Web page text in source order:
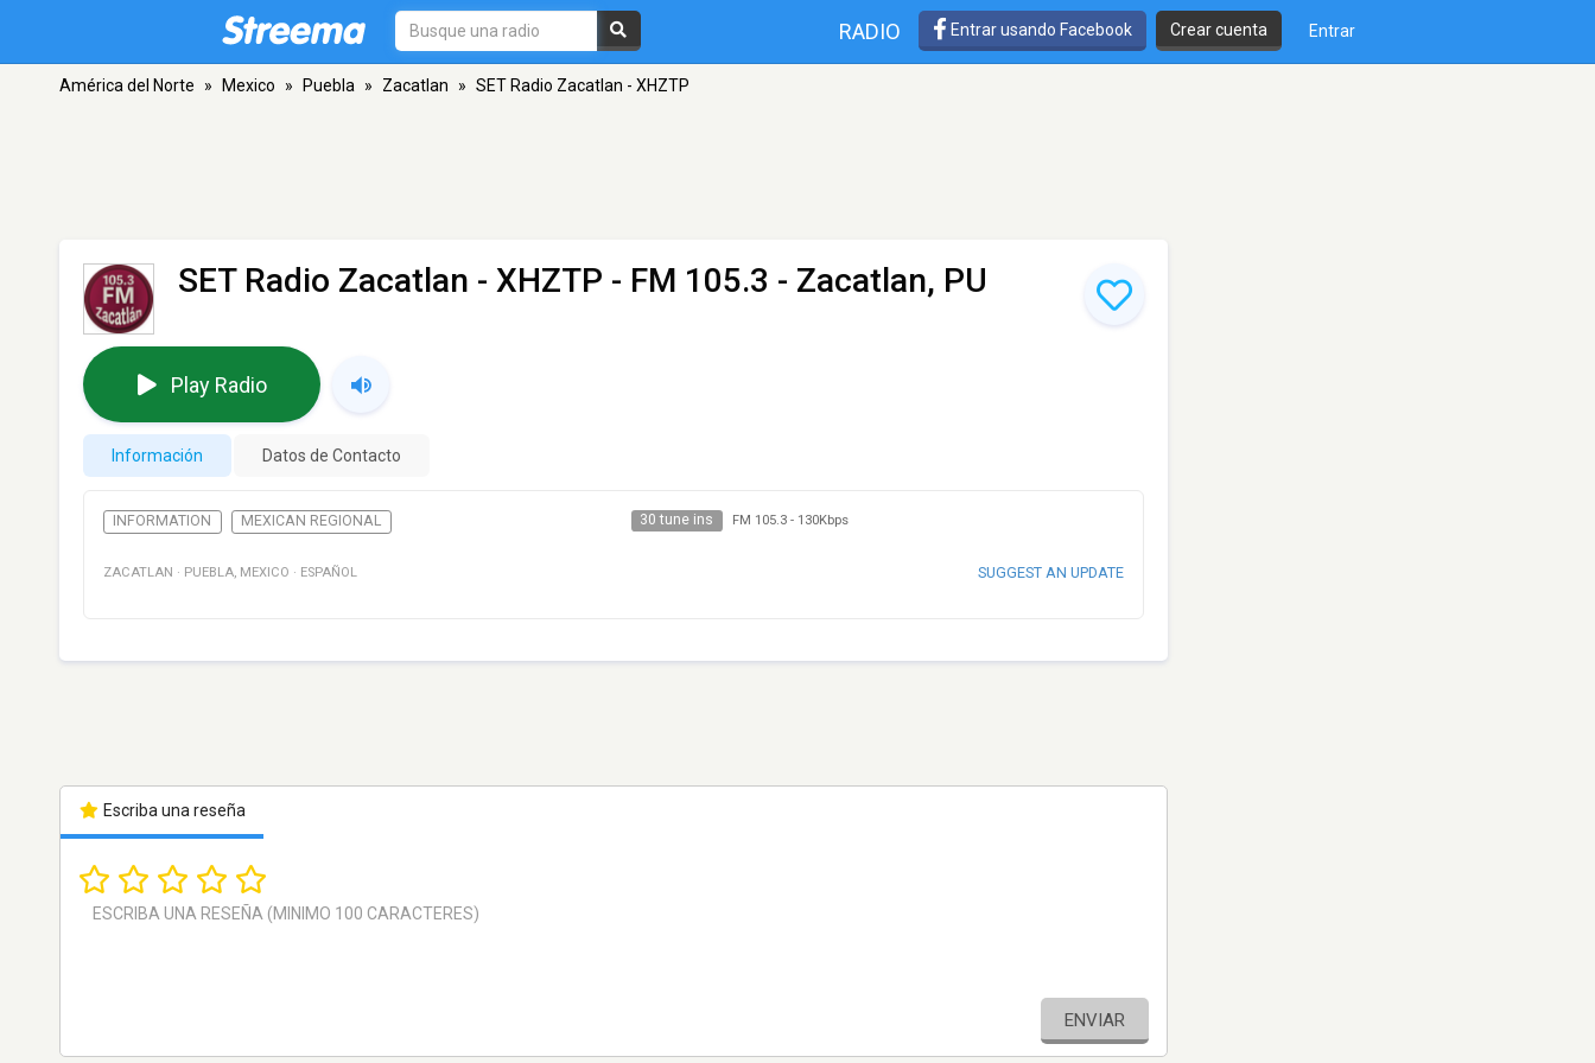
RADIO Entrar usando Facebook Crear cuenta Entrar
América del Norte » Mexico » Puebla » Zacatlan » SET Radio Zacatlan - XHZTP
SET Radio Zacatlan - XHZTP - FM 105.3 - Zacatlan, PU
Play Radio
Información Datos de Contacto
INFORMATION MEXICAN REGIONAL 30 tune ins FM 105.3- 130Kbps
ZACATLAN · PUEBLA, MEXICO · ESPAÑOL SUGGEST AN UPDATE
Escriba una reseña
ENVIAR